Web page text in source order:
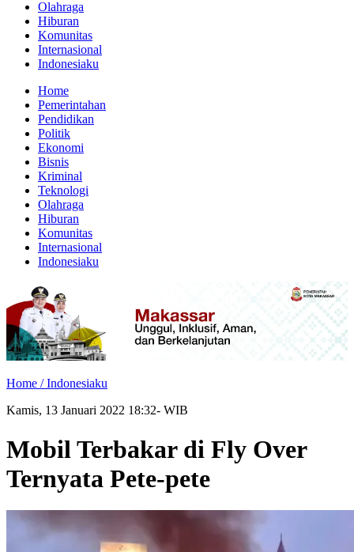
Olahraga
Hiburan
Komunitas
Internasional
Indonesiaku
Home
Pemerintahan
Pendidikan
Politik
Ekonomi
Bisnis
Kriminal
Teknologi
Olahraga
Hiburan
Komunitas
Internasional
Indonesiaku
Home /Indonesiaku
Kamis, 13 Januari 2022 18:32- WIB
Mobil Terbakar di Fly Over
Ternyata Pete-pete